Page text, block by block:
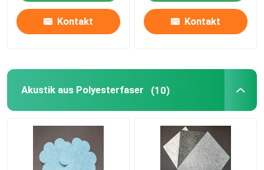
Kontakt Kontakt
Akustik aus Polyesterfaser (10)